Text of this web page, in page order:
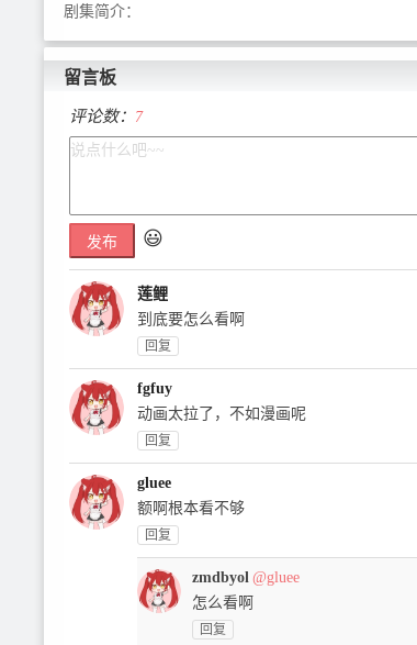
剧集简介：
留言板
评论数： 7
发布 😃
莲鲤
到底要怎么看啊
回复
fgfuy
动画太拉了，不如漫画呢
回复
gluee
额啊根本看不够
回复
zmdbyol @gluee
怎么看啊
回复